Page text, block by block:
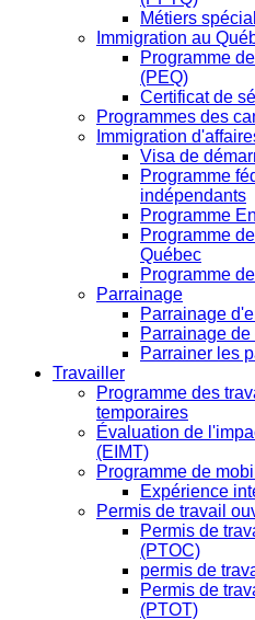
Métiers
Immigration au
Programme
(PEQ)
Certificat de
Programmes des
Immigration
Visa de
Programme
indépendants
Programme
Programme
Québec
Programme
Parrainage
Parrainage
Parrainage
Parrainer les
Travailler
Programme des
temporaires
Évaluation de
(EIMT)
Programme de
Expérience
Permis de travail
Permis de
(PTOC)
permis de
Permis de
(PTOT)